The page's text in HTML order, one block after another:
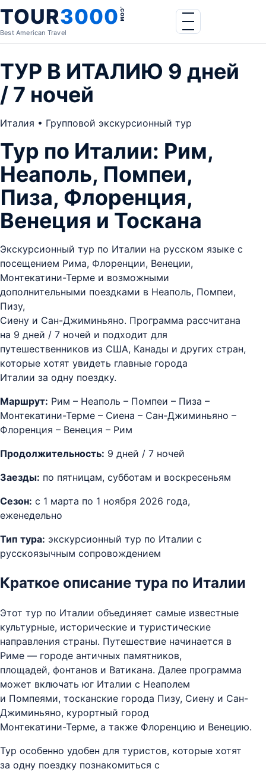
Skip to content
TOUR3000.COM
Best American Travel
Menu
ТУР В ИТАЛИЮ 9 дней
/ 7 ночей
Италия • Групповой экскурсионный тур
Тур по Италии: Рим,
Неаполь, Помпеи,
Пиза, Флоренция,
Венеция и Тоскана
Экскурсионный тур по Италии на русском языке с
посещением Рима, Флоренции, Венеции,
Монтекатини-Терме и возможными
дополнительными поездками в Неаполь, Помпеи,
Пизу,
Сиену и Сан-Джиминьяно. Программа рассчитана
на 9 дней / 7 ночей и подходит для
путешественников из США, Канады и других стран,
которые хотят увидеть главные города
Италии за одну поездку.
Маршрут: Рим – Неаполь – Помпеи – Пиза –
Монтекатини-Терме – Сиена – Сан-Джиминьяно –
Флоренция – Венеция – Рим
Продолжительность: 9 дней / 7 ночей
Заезды: по пятницам, субботам и воскресеньям
Сезон: с 1 марта по 1 ноября 2026 года,
еженедельно
Тип тура: экскурсионный тур по Италии с
русскоязычным сопровождением
Краткое описание тура по Италии
Этот тур по Италии объединяет самые известные
культурные, исторические и туристические
направления страны. Путешествие начинается в
Риме — городе античных памятников,
площадей, фонтанов и Ватикана. Далее программа
может включать юг Италии с Неаполем
и Помпеями, тосканские города Пизу, Сиену и Сан-
Джиминьяно, курортный город
Монтекатини-Терме, а также Флоренцию и Венецию.
Тур особенно удобен для туристов, которые хотят
за одну поездку познакомиться с